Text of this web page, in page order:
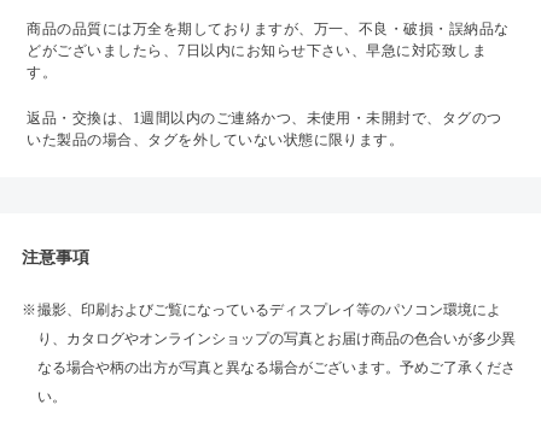
商品の品質には万全を期しておりますが、万一、不良・破損・誤納品な
どがございましたら、7日以内にお知らせ下さい、早急に対応致しま
す。
返品・交換は、1週間以内のご連絡かつ、未使用・未開封で、タグのつ
いた製品の場合、タグを外していない状態に限ります。
注意事項
撮影、印刷およびご覧になっているディスプレイ等のパソコン環境によ
り、カタログやオンラインショップの写真とお届け商品の色合いが多少異
なる場合や柄の出方が写真と異なる場合がございます。予めご了承くださ
い。